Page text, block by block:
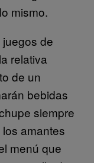
mismo.
de
relativa
de un
bebidas
siempre
amantes
menú que